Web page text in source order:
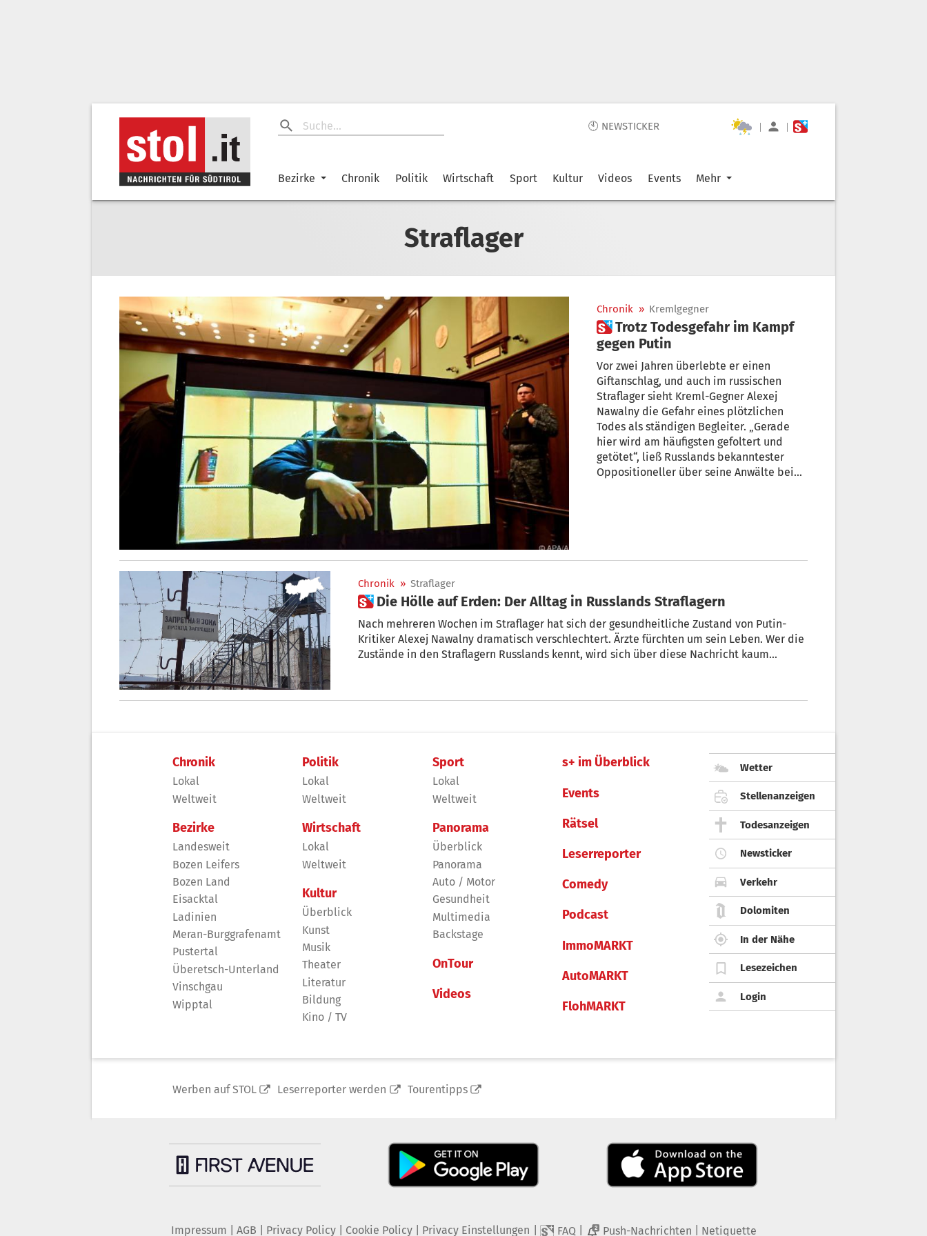
🕙 NEWSTICKER | |
Bezirke Chronik Politik Wirtschaft Sport Kultur Videos Events Mehr
Straflager
Chronik » Kremlgegner
 Trotz Todesgefahr im Kampf
gegen Putin
Vor zwei Jahren überlebte er einen
Giftanschlag, und auch im russischen
Straflager sieht Kreml-Gegner Alexej
Nawalny die Gefahr eines plötzlichen
Todes als ständigen Begleiter. „Gerade
hier wird am häufigsten gefoltert und
getötet“, ließ Russlands bekanntester
Oppositioneller über seine Anwälte bei
Chronik » Straflager
 Die Hölle auf Erden: Der Alltag in Russlands Straflagern
Nach mehreren Wochen im Straflager hat sich der gesundheitliche Zustand von Putin-
Kritiker Alexej Nawalny dramatisch verschlechtert. Ärzte fürchten um sein Leben. Wer die
Zustände in den Straflagern Russlands kennt, wird sich über diese Nachricht kaum
Chronik
Lokal
Weltweit
Bezirke
Landesweit
Bozen Leifers
Bozen Land
Eisacktal
Ladinien
Meran-Burggrafenamt
Pustertal
Überetsch-Unterland
Vinschgau
Wipptal
Politik
Lokal
Weltweit
Wirtschaft
Lokal
Weltweit
Kultur
Überblick
Kunst
Musik
Theater
Literatur
Bildung
Kino / TV
Sport
Lokal
Weltweit
Panorama
Überblick
Panorama
Auto / Motor
Gesundheit
Multimedia
Backstage
OnTour
Videos
s+ im Überblick
Events
Rätsel
Leserreporter
Comedy
Podcast
ImmoMARKT
AutoMARKT
FlohMARKT
Wetter
Stellenanzeigen
Todesanzeigen
Newsticker
Verkehr
Dolomiten
In der Nähe
Lesezeichen
Login
Werben auf STOL Leserreporter werden Tourentipps
Impressum AGB Privacy Policy| Cookie Policy| Privacy Einstellungen FAQ 2 Push-Nachrichten Netiquette